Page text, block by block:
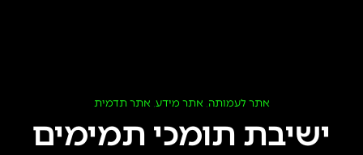
אתר לעמותה, אתר מידע, אתר תדמית
ישיבת תומכי תמימים